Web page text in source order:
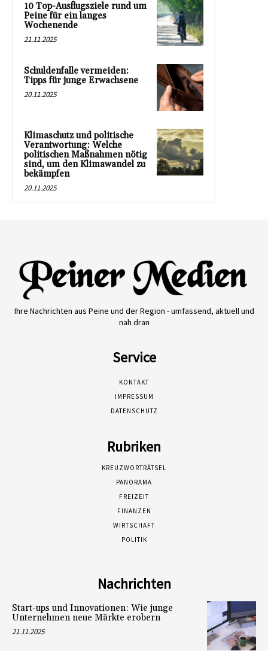
10 Top-Ausflugsziele rund um
Peine für ein langes
Wochenende
21.11.2025
Schuldenfalle vermeiden:
Tipps für junge Erwachsene
20.11.2025
Klimaschutz und politische
Verantwortung: Welche
politischen Maßnahmen nötig
sind, um den Klimawandel zu
bekämpfen
20.11.2025
Ihre Nachrichten aus Peine und der Region - umfassend, aktuell und
nah dran
Service
KONTAKT
IMPRESSUM
DATENSCHUTZ
Rubriken
KREUZWORTRÄTSEL
PANORAMA
FREIZEIT
FINANZEN
WIRTSCHAFT
POLITIK
Nachrichten
Start-ups und Innovationen: Wie junge
Unternehmen neue Märkte erobern
21.11.2025